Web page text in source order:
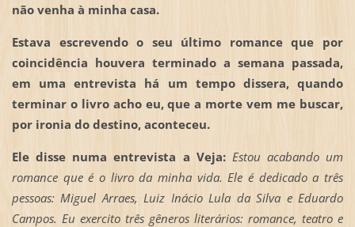
não venha à minha casa.
Estava escrevendo o seu último romance que por
coincidência houvera terminado a semana passada,
em uma entrevista há um tempo dissera, quando
terminar o livro acho eu, que a morte vem me buscar,
por ironia do destino, aconteceu.
Ele disse numa entrevista a Veja: Estou acabando um
romance que é o livro da minha vida. Ele é dedicado a três
pessoas: Miguel Arraes, Luiz Inácio Lula da Silva e Eduardo
Campos. Eu exercito três gêneros literários: romance, teatro e